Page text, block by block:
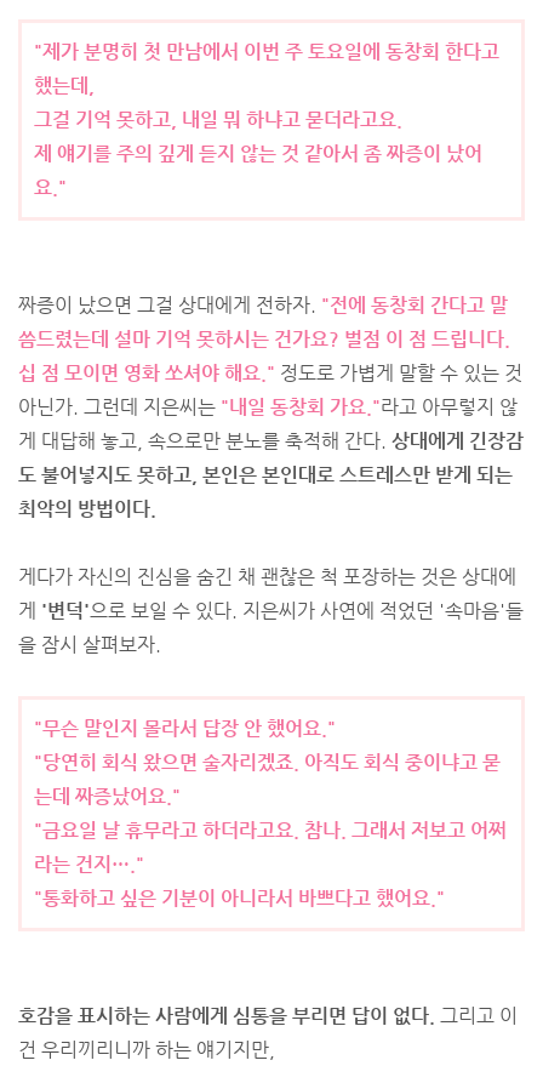
"제가 분명히 첫 만남에서 이번 주 토요일에 동창회 한다고
했는데,
그걸 기억 못하고, 내일 뭐 하냐고 묻더라고요.
제 얘기를 주의 깊게 듣지 않는 것 같아서 좀 짜증이 났어
요."
짜증이 났으면 그걸 상대에게 전하자. "전에 동창회 간다고 말
씀드렸는데 설마 기억 못하시는 건가요? 벌점 이 점 드립니다.
십 점 모이면 영화 쏘셔야 해요." 정도로 가볍게 말할 수 있는 것
아닌가. 그런데 지은씨는 "내일 동창회 가요."라고 아무렇지 않
게 대답해 놓고, 속으로만 분노를 축적해 간다. 상대에게 긴장감
도 불어넣지도 못하고, 본인은 본인대로 스트레스만 받게 되는
최악의 방법이다.
게다가 자신의 진심을 숨긴 채 괜찮은 척 포장하는 것은 상대에
게 '변덕'으로 보일 수 있다. 지은씨가 사연에 적었던 '속마음'들
을 잠시 살펴보자.
"무슨 말인지 몰라서 답장 안 했어요."
"당연히 회식 왔으면 술자리겠죠. 아직도 회식 중이냐고 묻
는데 짜증났어요."
"금요일 날 휴무라고 하더라고요. 참나. 그래서 저보고 어쩌
라는 건지…."
"통화하고 싶은 기분이 아니라서 바쁘다고 했어요."
호감을 표시하는 사람에게 심통을 부리면 답이 없다. 그리고 이
건 우리끼리니까 하는 얘기지만,